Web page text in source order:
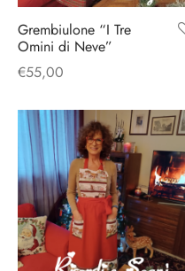
Grembiulone “I Tre
Omini di Neve”
€55,00